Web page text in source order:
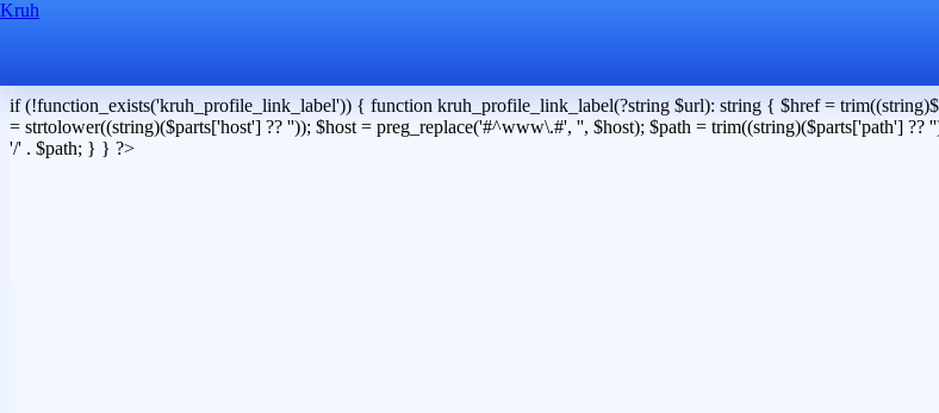
Kruh
if (!function_exists('kruh_profile_link_label')) { function kruh_profile_link_label(?string $url): string { $href =
= strtolower((string)($parts['host'] ?? '')); $host = preg_replace('#^www\.#', '', $host); $path = trim((string)($parts['path']
'/' . $path; } } ?>